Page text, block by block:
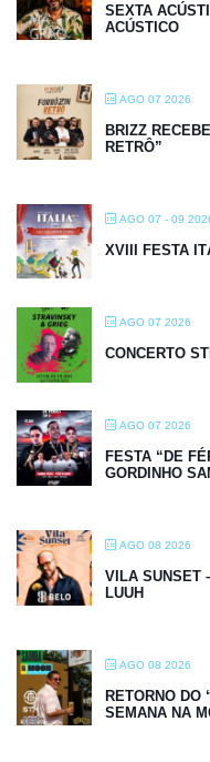
SEXTA
ACÚSTICO
AGO 07 2026
BRIZZ
RETRÔ”
AGO 07 - 09
XVIII FESTA
AGO 07 2026
CONCERTO
AGO 07 2026
FESTA “DE
GORDINHO
AGO 08 2026
VILA SUNSET
LUUH
AGO 08 2026
RETORNO DO
SEMANA NA